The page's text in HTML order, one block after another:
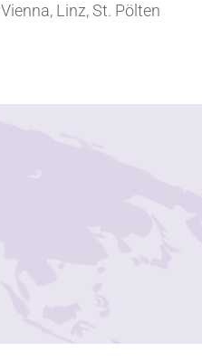
Vienna, Linz, St. Pölten